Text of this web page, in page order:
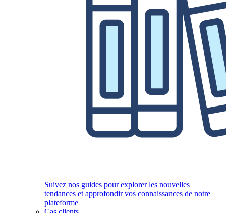
Suivez nos guides pour explorer les nouvelles
tendances et approfondir vos connaissances de notre
plateforme